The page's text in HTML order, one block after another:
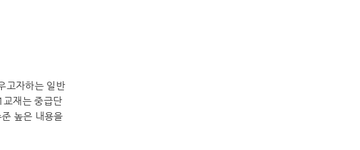
고자하는 일반
교재는 중급단
높은 내용을